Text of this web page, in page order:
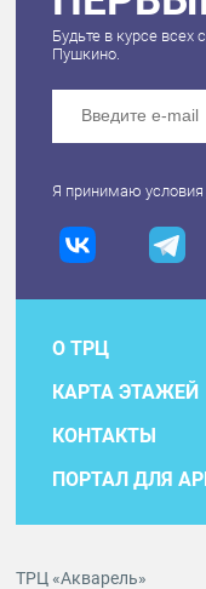
Будьте в курсе всех
Пушкино.
Я принимаю условия
О ТРЦ
КАРТА ЭТАЖЕЙ
КОНТАКТЫ
ПОРТАЛ ДЛЯ
ТРЦ «Акварель»